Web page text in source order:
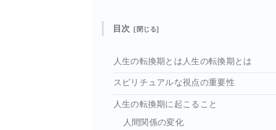
目次
人生の転換期とは人生の転換期とは
スピリチュアルな視点の重要性
人生の転換期に起こること
人間関係の変化